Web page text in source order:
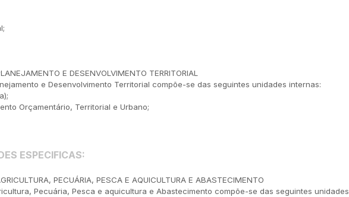
E DESENVOLVIMENTO TERRITORIAL
e Desenvolvimento Territorial compõe-se das seguintes unidades internas:
Orçamentário, Territorial e Urbano;
ESPECIFICAS:
PECUÁRIA, PESCA E AQUICULTURA E ABASTECIMENTO
Pecuária, Pesca e aquicultura e Abastecimento compõe-se das seguintes unidades